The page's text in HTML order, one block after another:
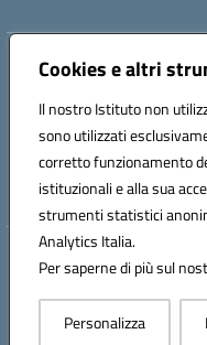
Cookies e altri
Il nostro Istituto non
sono utilizzati
corretto funzionamento
istituzionali e alla sua
strumenti statistici
Analytics Italia.
Per saperne di più sul
Personalizza
Indirizzo:Via Vaccari n.5 e
Posta elettronica certificata
Codice fiscale: 82004490817
Codice meccanografico:
Hosting &
Concept &